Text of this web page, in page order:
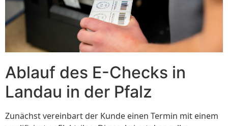
Ablauf des E-Checks in
Landau in der Pfalz
Zunächst vereinbart der Kunde einen Termin mit einem